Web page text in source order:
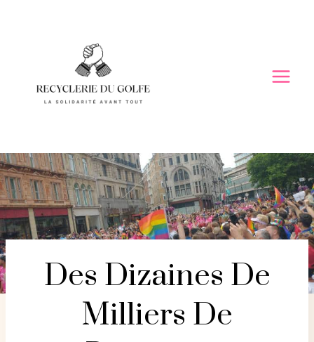
Des Dizaines De
Milliers De